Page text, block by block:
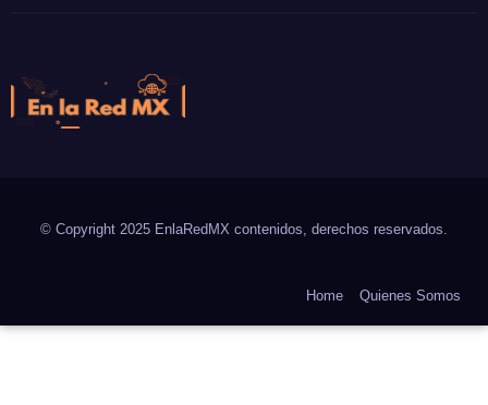
© Copyright 2025 EnlaRedMX contenidos, derechos reservados.
Home Quienes Somos